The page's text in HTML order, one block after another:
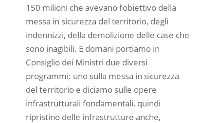
150 milioni che avevano l’obiettivo della
messa in sicurezza del territorio, degli
indennizzi, della demolizione delle case che
sono inagibili. E domani portiamo in
Consiglio dei Ministri due diversi
programmi: uno sulla messa in sicurezza
del territorio e diciamo sulle opere
infrastrutturali fondamentali, quindi
ripristino delle infrastrutture anche,